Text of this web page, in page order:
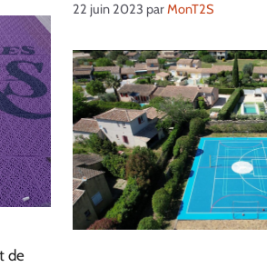
de
22 juin 2023 parMonT2S